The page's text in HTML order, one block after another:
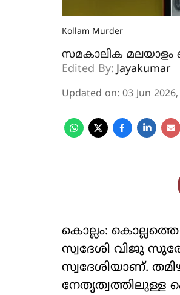
Kollam Murder
സമകാലിക
Edited By: Jayakumar
Updated on: 03 Jun
കൊല്ലം: കൊല്ലത്തെ
സ്വദേശി വിജു
സ്വദേശിയാണ്.
നേതൃത്വത്തിലുള്ള